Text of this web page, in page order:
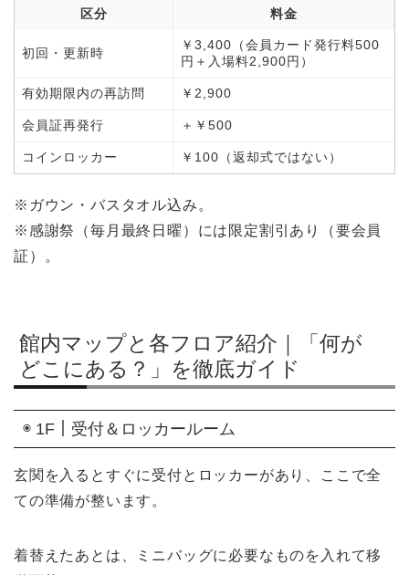
区分 料金
初回・更新時
￥3,400（会員カード発行料500
円＋入場料2,900円）
有効期限内の再訪問 ￥2,900
会員証再発行 ＋￥500
コインロッカー ￥100（返却式ではない）
※ガウン・バスタオル込み。
※感謝祭（毎月最終日曜）には限定割引あり（要会員
証）。
館内マップと各フロア紹介｜「何が
どこにある？」を徹底ガイド
◉ 1F｜受付＆ロッカールーム
玄関を入るとすぐに受付とロッカーがあり、ここで全
ての準備が整います。
着替えたあとは、ミニバッグに必要なものを入れて移